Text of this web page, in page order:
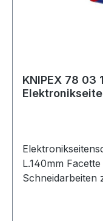
KNIPEX 78 03
L.140mm
Schneidarbeiten